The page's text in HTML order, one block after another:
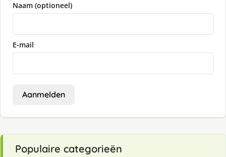
Naam (optioneel)
E-mail
Aanmelden
Populaire categorieën